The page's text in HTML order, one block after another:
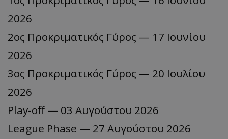
2026
2ος Προκριματικός Γύρος — 17 Ιουνίου
2026
3ος Προκριματικός Γύρος — 20 Ιουλίου
2026
Play-off — 03 Αυγούστου 2026
League Phase — 27 Αυγούστου 2026